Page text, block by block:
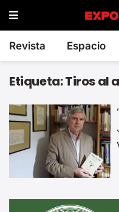
Revista Espacio
Etiqueta:Tiros al